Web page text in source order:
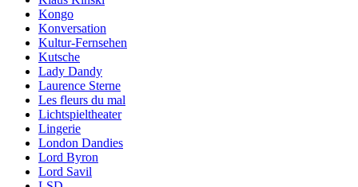
Kongo
Konversation
Kultur-Fernsehen
Kutsche
Lady Dandy
Laurence Sterne
Les fleurs du mal
Lichtspieltheater
Lingerie
London Dandies
Lord Byron
Lord Savil